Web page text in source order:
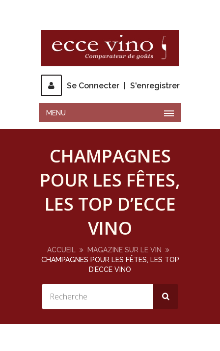
Se Connecter S'enregistrer
MENU
CHAMPAGNES
POUR LES FÊTES,
LES TOP D’ECCE
VINO
ACCUEIL
MAGAZINE SUR LE VIN
CHAMPAGNES POUR LES FÊTES, LES TOP
D’ECCE VINO